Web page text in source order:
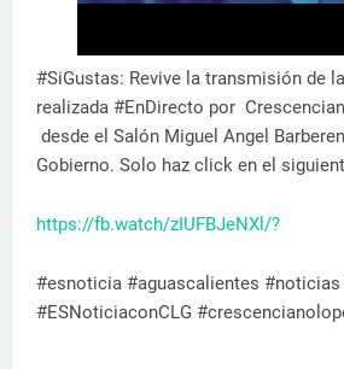
#SiGustas: Revive la transmisión de
realizada #EnDirecto por
desde el Salón Miguel Angel
Gobierno. Solo haz click en el
https://fb.watch/zIUFBJeNXl/?
#esnoticia #aguascalientes
#ESNoticiaconCLG